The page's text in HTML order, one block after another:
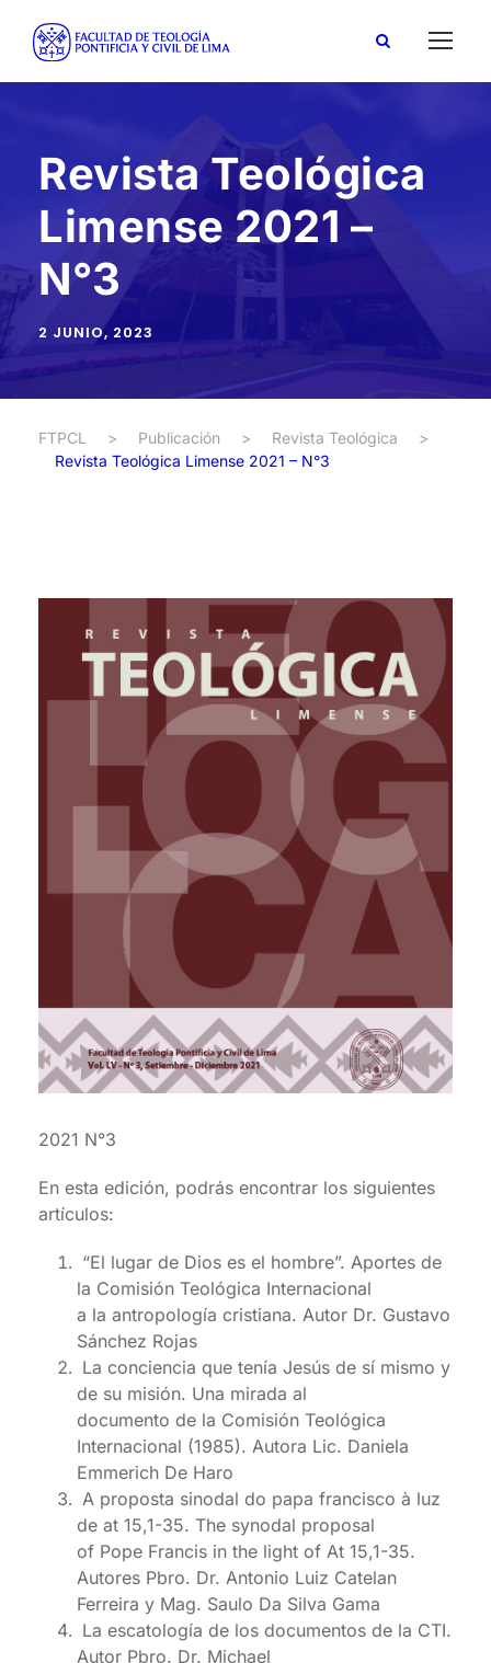
Revista Teológica
Limense 2021 –
N°3
2 JUNIO, 2023
FTPCL > Publicación > Revista Teológica
>
Revista Teológica Limense 2021 – N°3
2021 N°3
En esta edición, podrás encontrar los siguientes
artículos:
“El lugar de Dios es el hombre”. Aportes de
la Comisión Teológica Internacional
a la antropología cristiana. Autor Dr. Gustavo
Sánchez Rojas
La conciencia que tenía Jesús de sí mismo y
de su misión. Una mirada al
documento de la Comisión Teológica
Internacional (1985). Autora Lic. Daniela
Emmerich De Haro
A proposta sinodal do papa francisco à luz
de at 15,1-35. The synodal proposal
of Pope Francis in the light of At 15,1-35.
Autores Pbro. Dr. Antonio Luiz Catelan
Ferreira y Mag. Saulo Da Silva Gama
La escatología de los documentos de la CTI.
Autor Pbro. Dr. Michael